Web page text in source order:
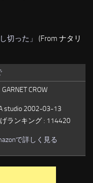
切った」
(From ナタリ
GARNET CROW
studio 2002-03-13
ランキング : 114420
で詳しく見る